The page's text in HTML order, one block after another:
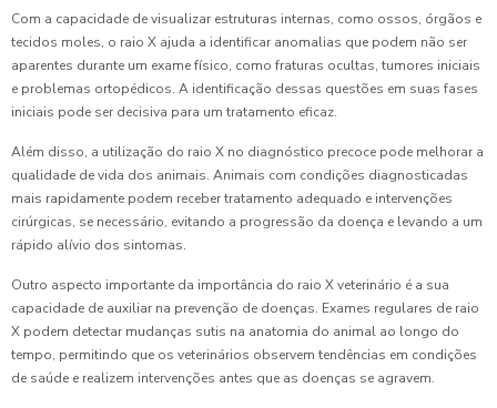
Com a capacidade de visualizar estruturas internas, como ossos, órgãos e
tecidos moles, o raio X ajuda a identificar anomalias que podem não ser
aparentes durante um exame físico, como fraturas ocultas, tumores iniciais
e problemas ortopédicos. A identificação dessas questões em suas fases
iniciais pode ser decisiva para um tratamento eficaz.
Além disso, a utilização do raio X no diagnóstico precoce pode melhorar a
qualidade de vida dos animais. Animais com condições diagnosticadas
mais rapidamente podem receber tratamento adequado e intervenções
cirúrgicas, se necessário, evitando a progressão da doença e levando a um
rápido alívio dos sintomas.
Outro aspecto importante da importância do raio X veterinário é a sua
capacidade de auxiliar na prevenção de doenças. Exames regulares de raio
X podem detectar mudanças sutis na anatomia do animal ao longo do
tempo, permitindo que os veterinários observem tendências em condições
de saúde e realizem intervenções antes que as doenças se agravem.